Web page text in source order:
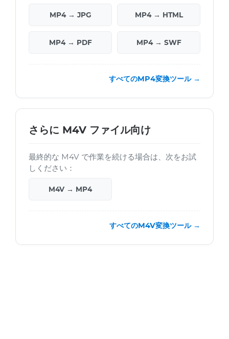
MP4 → JPG MP4 → HTML
MP4 → PDF MP4 → SWF
すべてのMP4変換ツール →
さらに M4V ファイル向け
最終的な M4V で作業を続ける場合は、次をお試
しください：
M4V → MP4
すべてのM4V変換ツール →